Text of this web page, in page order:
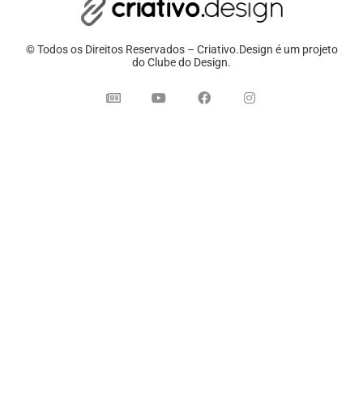
© Todos os Direitos Reservados – Criativo.Design é um projeto
do Clube do Design.